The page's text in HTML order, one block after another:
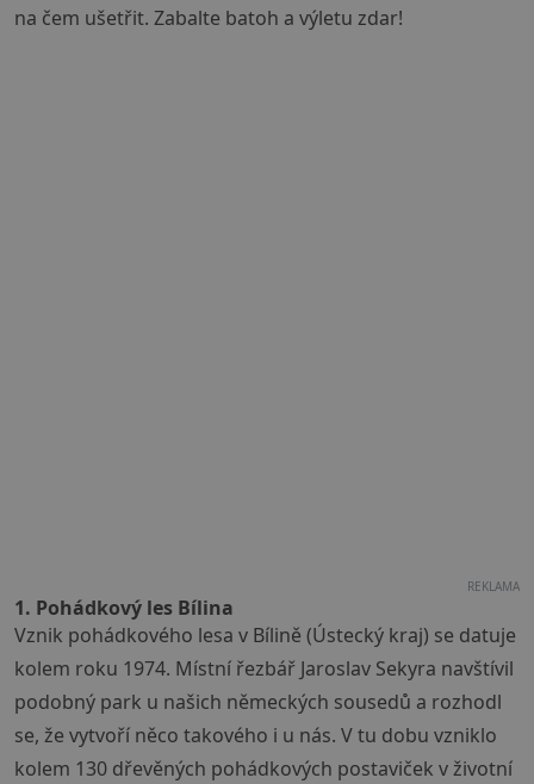
na čem ušetřit. Zabalte batoh a výletu zdar!
REKLAMA
1. Pohádkový les Bílina
Vznik pohádkového lesa v Bílině (Ústecký kraj) se datuje
kolem roku 1974. Místní řezbář Jaroslav Sekyra navštívil
podobný park u našich německých sousedů a rozhodl
se, že vytvoří něco takového i u nás. V tu dobu vzniklo
kolem 130 dřevěných pohádkových postaviček v životní